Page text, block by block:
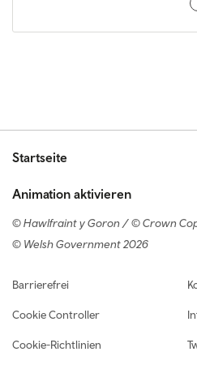
Startseite
Animation aktivieren
© Hawlfraint y Goron / © Crown
© Welsh Government 2026
Footer navigation
Barrierefrei
Cookie Controller
Cookie-Richtlinien